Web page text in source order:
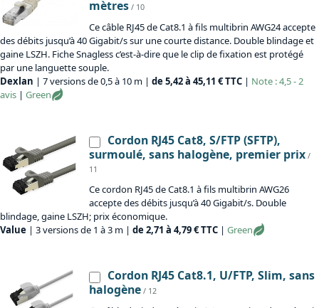
mètres / 10
Ce câble RJ45 de Cat8.1 à fils multibrin AWG24 accepte
des débits jusqu’à 40 Gigabit/s sur une courte distance. Double blindage et
gaine LSZH. Fiche Snagless c’est-à-dire que le clip de fixation est protégé
par une languette souple.
Dexlan | 7 versions de 0,5 à 10 m | de 5,42 à 45,11 € TTC | Note : 4,5 - 2
avis | Green
Cordon RJ45 Cat8, S/FTP (SFTP),
surmoulé, sans halogène, premier prix /
11
Ce cordon RJ45 de Cat8.1 à fils multibrin AWG26
accepte des débits jusqu’à 40 Gigabit/s. Double
blindage, gaine LSZH; prix économique.
Value | 3 versions de 1 à 3 m | de 2,71 à 4,79 € TTC | Green
Cordon RJ45 Cat8.1, U/FTP, Slim, sans
halogène / 12